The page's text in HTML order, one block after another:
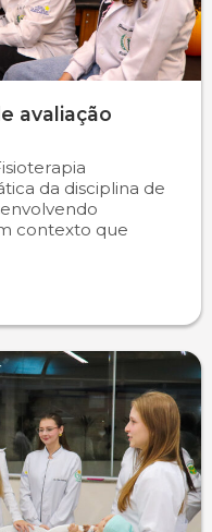
avaliação
da disciplina de
contexto que